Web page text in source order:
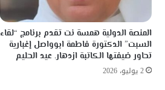
المنصة الدولية همسة نت تقدم برنامج “لقاء
السبت” الدكتورة فاطمة ابوواصل إغبارية
تحاور ضيفتها الكاتبة ازدهار. عيد الحليم
2 يوليو، 2026